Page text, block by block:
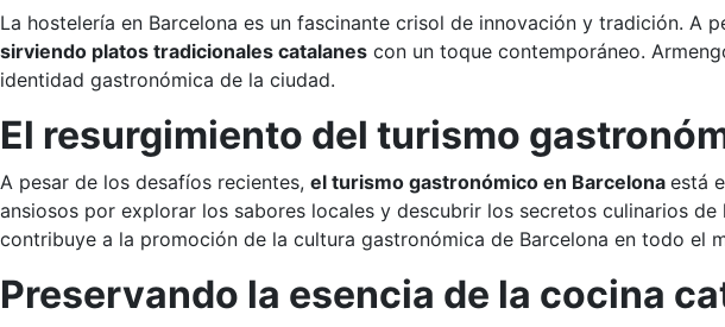
La hostelería en Barcelona es un fascinante crisol de innovación y tradición.
sirviendo platos tradicionales catalanes con un toque contemporáneo.
identidad gastronómica de la ciudad.
El resurgimiento del turismo
A pesar de los desafíos recientes, el turismo gastronómico en Barcelona está
ansiosos por explorar los sabores locales y descubrir los secretos culinarios
contribuye a la promoción de la cultura gastronómica de Barcelona en todo el
Preservando la esencia de la cocina